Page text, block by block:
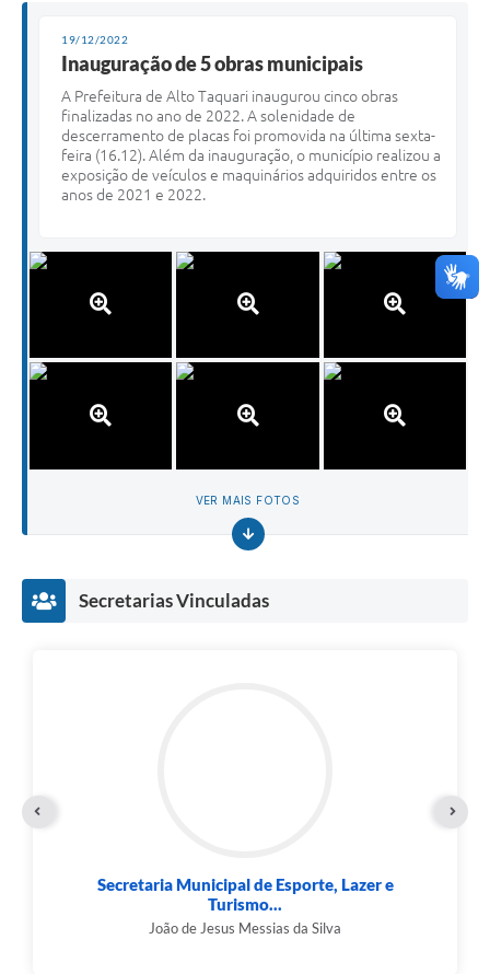
19/12/2022
Inauguração de 5 obras municipais
A Prefeitura de Alto Taquari inaugurou cinco obras
finalizadas no ano de 2022. A solenidade de
descerramento de placas foi promovida na última sexta-
feira (16.12). Além da inauguração, o município realizou a
exposição de veículos e maquinários adquiridos entre os
anos de 2021 e 2022.
VER MAIS FOTOS
Secretarias Vinculadas
Secretaria Municipal de Esporte, Lazer e
Turismo...
João de Jesus Messias da Silva